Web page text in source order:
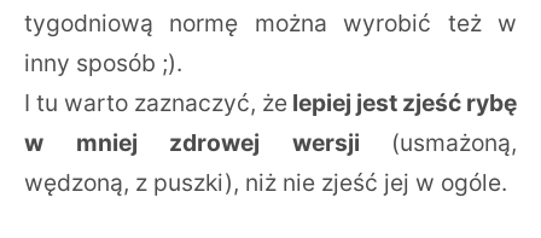
tygodniową normę można wyrobić też w
inny sposób ;).
I tu warto zaznaczyć, że lepiej jest zjeść rybę
w mniej zdrowej wersji (usmażoną,
wędzoną, z puszki), niż nie zjeść jej w ogóle.